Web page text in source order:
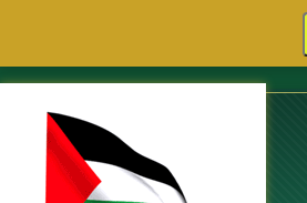
مواقع إسلامية